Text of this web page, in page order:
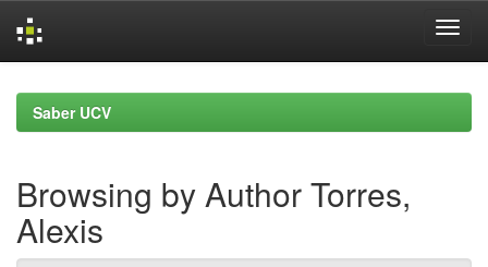
navigationSaber UCV
Browsing by Author Torres,
Alexis